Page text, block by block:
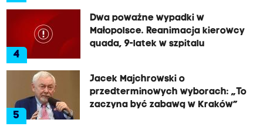
4
Dwa poważne wypadki w
Małopolsce. Reanimacja kierowcy
quada, 9-latek w szpitalu
5
Jacek Majchrowski o
przedterminowych wyborach: „To
zaczyna być zabawą w Kraków”